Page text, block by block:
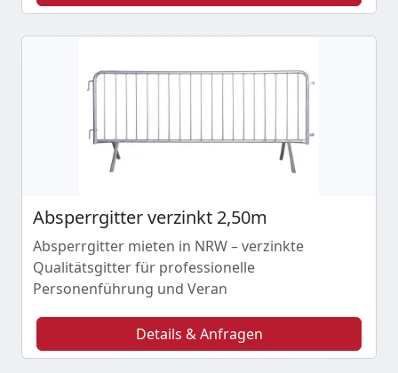
Absperrgitter verzinkt 2,50m
Absperrgitter mieten in NRW – verzinkte
Qualitätsgitter für professionelle
Personenführung und Veran
Details & Anfragen